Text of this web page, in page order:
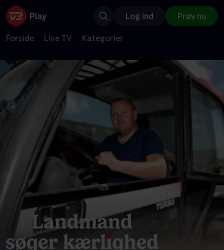
Log ind Prøv nu
Forside Live TV Kategorier